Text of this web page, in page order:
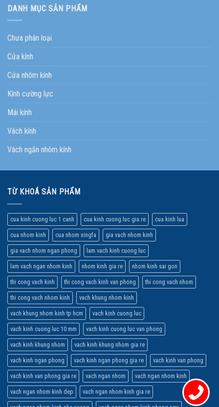
DANH MỤC SẢN PHẨM
Chưa phân loại
Cửa kính
Cửa nhôm kính
Kính cường lực
Mái kính
Vách kính
Vách ngăn nhôm kính
TỪ KHOÁ SẢN PHẨM
cua kinh cuong luc 1 canh cua kinh cuong luc gia re cua kinh lua
cua nhom kinh cua nhom xingfa gia vach nhom kinh
gia vach nhom ngan phong lam vach kinh cuong luc
lam vach ngan nhom kinh nhom kinh gia re nhom kinh sai gon
thi cong vach kinh thi cong vach kinh van phong thi cong vach nhom
thi cong vach nhom kinh vach khung nhom kinh
vach khung nhom kinh tp hcm vach kinh cuong luc
vach kinh cuong luc 10 mm vach kinh cuong luc van phong
vach kinh khung nhom vach kinh khung nhom gia re
vach kinh ngan phong vach kinh ngan phong gia re vach kinh van phong
vach kinh van phong gia re vach ngan nhom vach ngan nhom kinh
vach ngan nhom kinh dep vach ngan nhom kinh gia re